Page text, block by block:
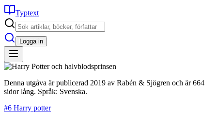
Typtext
Logga in
Denna utgåva är publicerad 2019 av Rabén & Sjögren och är 664
sidor lång. Språk: Svenska.
#6 Harry potter